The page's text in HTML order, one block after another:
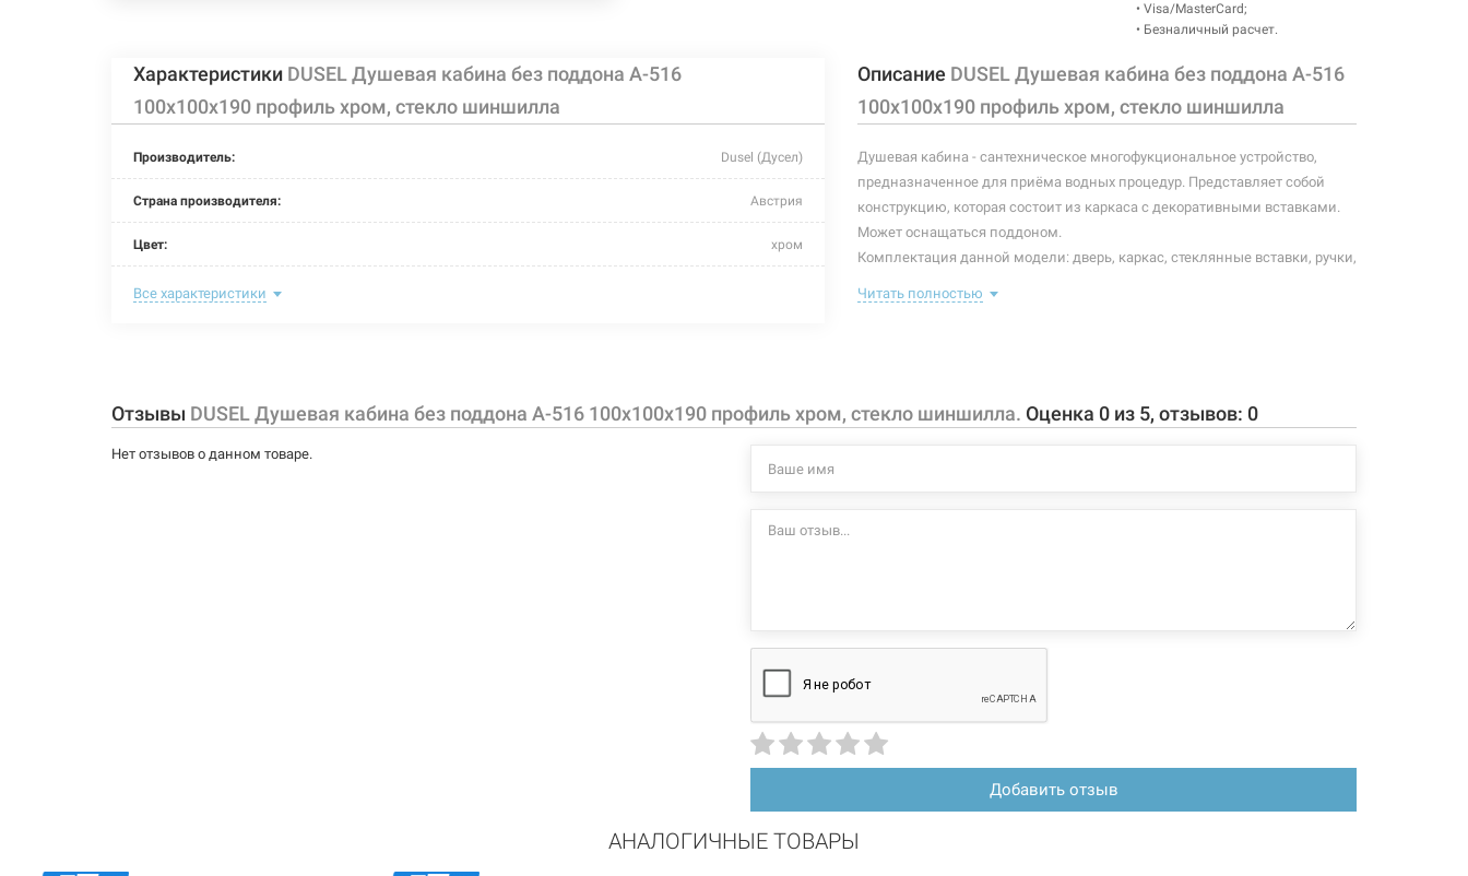
• Visa/MasterCard;
• Безналичный расчет.
Характеристики DUSEL Душевая кабина без поддона A-516
100x100x190 профиль хром, стекло шиншилла
Производитель: Dusel (Дусел)
Страна производителя: Австрия
Цвет: хром
Материал витража:
Задняя стенка: отсутствует
Крыша: отсутствует
матовый
Все характеристики
Описание DUSEL Душевая кабина без поддона A-516
100x100x190 профиль хром, стекло шиншилла
Душевая кабина - сантехническое многофукциональное устройство,
предназначенное для приёма водных процедур. Представляет собой
конструкцию, которая состоит из каркаса с декоративными вставками.
Может оснащаться поддоном.
Комплектация данной модели: дверь, каркас, стеклянные вставки, ручки,
алюминиевый хромированный профиль;
Читать полностью
Отзывы DUSEL Душевая кабина без поддона A-516 100x100x190 профиль хром, стекло шиншилла. Оценка 0 из 5, отзывов: 0
Нет отзывов о данном товаре.
Добавить отзыв
АНАЛОГИЧНЫЕ ТОВАРЫ